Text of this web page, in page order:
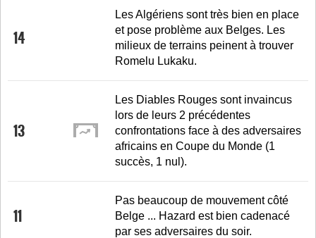
14
Les Algériens sont très bien en place
et pose problème aux Belges. Les
milieux de terrains peinent à trouver
Romelu Lukaku.
13
Les Diables Rouges sont invaincus
lors de leurs 2 précédentes
confrontations face à des adversaires
africains en Coupe du Monde (1
succès, 1 nul).
11
Pas beaucoup de mouvement côté
Belge ... Hazard est bien cadenacé
par ses adversaires du soir.